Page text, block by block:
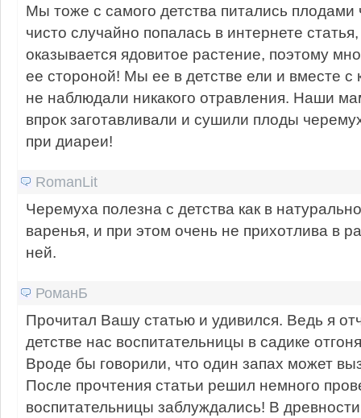
Мы тоже с самого детства питались
чисто случайно попалась в интернете
оказывается ядовитое растение, поэтому
ее стороной! Мы ее в детстве ели и вместе с
не наблюдали никакого отравления. Наши
впрок заготавливали и сушили плоды
при диареи!
RomanLit
Черемуха полезна с детства как в
варенья, и при этом очень не прихотлива в
ней.
РоманБ
Прочитал Вашу статью и удивился. Ведь я
детстве нас воспитательницы в садике
Вроде бы говорили, что один запах может
После прочтения статьи решил немного
воспитательницы заблуждались! В